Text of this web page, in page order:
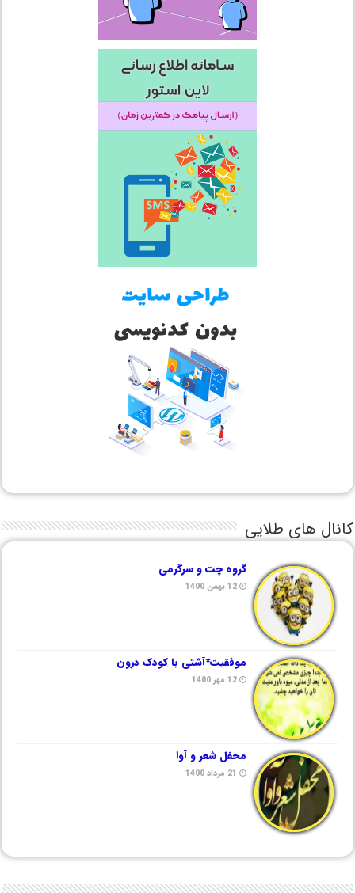
کانال های طلایی
گروه چت و سرگرمی
12 بهمن 1400
موفقیت*آشتی با کودک درون
12 مهر 1400
محفل شعر و آوا
21 مرداد 1400